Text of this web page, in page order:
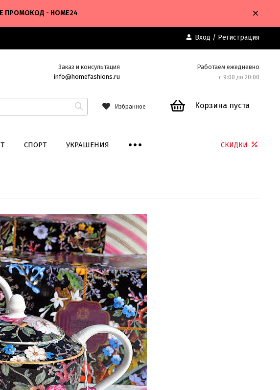
ПРОМОКОД - HOME24
Вход / Регистрация
Заказ и консультация
info@homefashions.ru
Работаем ежедневно
с 9:00 до 20:00
Избранное Корзина пуста
СПОРТ УКРАШЕНИЯ СКИДКИ